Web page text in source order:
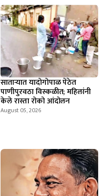
सातार्‍यात यादोगोपाळ पेठेत
पाणीपुरवठा विस्कळीत; महिलांनी
केले रास्ता रोको आंदोलन
August 05, 2026